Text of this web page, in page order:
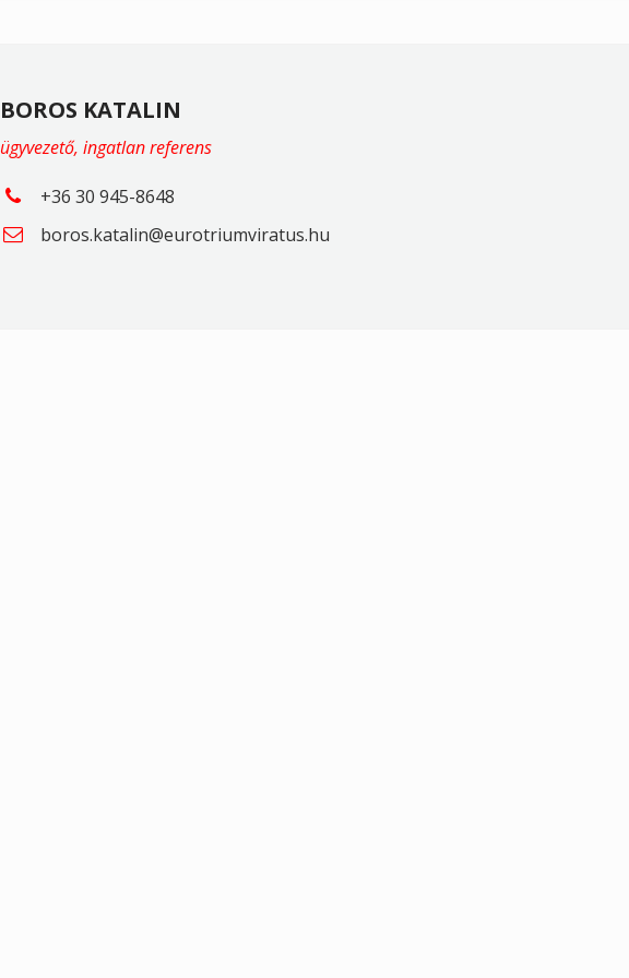
BOROS KATALIN
ügyvezető, ingatlan referens
+36 30 945-8648
boros.katalin@eurotriumviratus.hu